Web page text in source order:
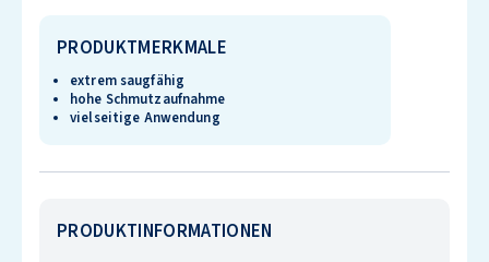
PRODUKTMERKMALE
extrem saugfähig
hohe Schmutzaufnahme
vielseitige Anwendung
PRODUKTINFORMATIONEN